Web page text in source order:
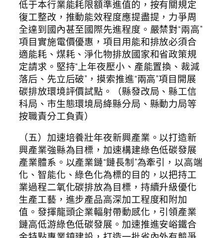
低于本行業能耗限額準進值的，按有關規定
復工整改，推動能效程度應提盡提，力爭周
全達到國內甚至國際先進程度。嚴禁對“兩高”
項目實施電價優惠，項目用能和排放必須合
適能耗、煤耗、淨化物排放國家和省政策規
定請求。堅持“上年夜壓小、產能置換、裁減
落后、先立后破”，摸索推進“兩高”項目開展
碳排放環境評價試點。（縣發改局、縣工信
科局、市生態環境局絳縣分局、縣動力局等
按職責分工負責）
（五）加速培養壯年夜新興產業。以打造新
興產業強縣為目標，加速構建綠色低碳發展
產業體系。以產業鏈“鏈長制”為牽引，以高端
化、智能化、綠色化為標的目的，以把持工
業過程二氧化碳排放為目標，持續升級優化
生產工藝，進步產品高深加工程度和附加
值。發揮龍頭企業輻射帶動感化，引領產業
鏈高低游綠色低碳發展。加速推進安峪鐵合